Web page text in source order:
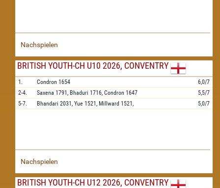
Nachspielen
BRITISH YOUTH-CH U10 2026, CONVENTRY
1. Condron 1654
6,0/7
2-4.
Saxena 1791, Bhaduri 1716, Condron 1647
5,5/7
5-7.
Bhandari 2031, Yue 1521, Millward 1521, 5,0/7
Nachspielen
BRITISH YOUTH-CH U12 2026, CONVENTRY